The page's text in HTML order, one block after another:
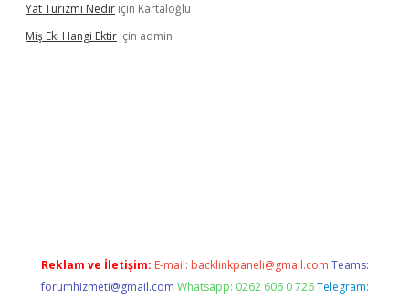
Yat Turizmi Nedir için Kartaloğlu
Miş Eki Hangi Ektir için admin
Reklam ve İletişim: E-mail: backlinkpaneli@gmail.com Teams:
forumhizmeti@gmail.com Whatsapp: 0262 606 0 726 Telegram: